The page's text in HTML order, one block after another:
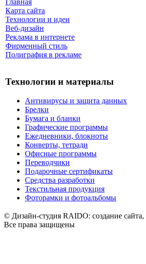
Главная
Карта сайта
Технологии и идеи
Веб-дизайн
Реклама в интернете
Фирменный стиль
Полиграфия в рекламе
Технологии и материалы
Антивирусы и защита данных
Брелки
Бумага и бланки
Графические программы
Ежедневники, блокноты
Конверты, тетради
Офисные программы
Переводчики
Подарочные сертификаты
Средства разработки
Текстильная продукция
Фоторамки и фотоальбомы
© Дизайн-студия RAIDO: создание
Все права защищены